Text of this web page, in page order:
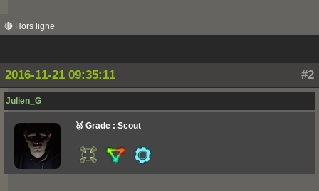
🔴 Hors ligne
#2
2016-11-21 09:35:11
Julien_G
🥉 Grade : Scout